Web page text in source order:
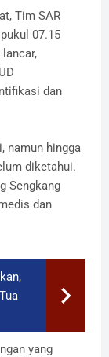
Tim SAR
07.15
dan
namun hingga
diketahui.
Sengkang
dan
yang